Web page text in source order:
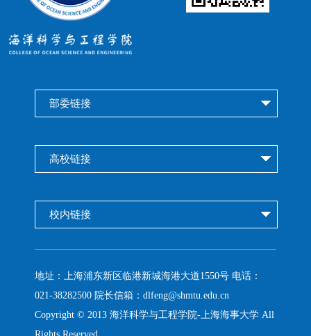
部委链接
高校链接
校内链接
地址： 上海浦东新区临港新城海港大道1550号电话：
021-38282500 院长信箱：dlfeng@shmtu.edu.cn
Copyright © 2013 海洋科学与工程学院-上海海事大学 All